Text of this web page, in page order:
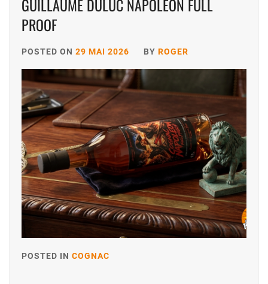
GUILLAUME DULUC NAPOLEON FULL
PROOF
POSTED ON 29 MAI 2026 BY ROGER
POSTED IN COGNAC